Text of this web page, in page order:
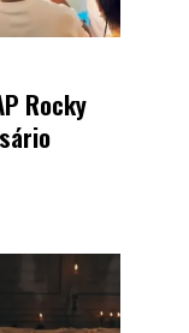
Rocky